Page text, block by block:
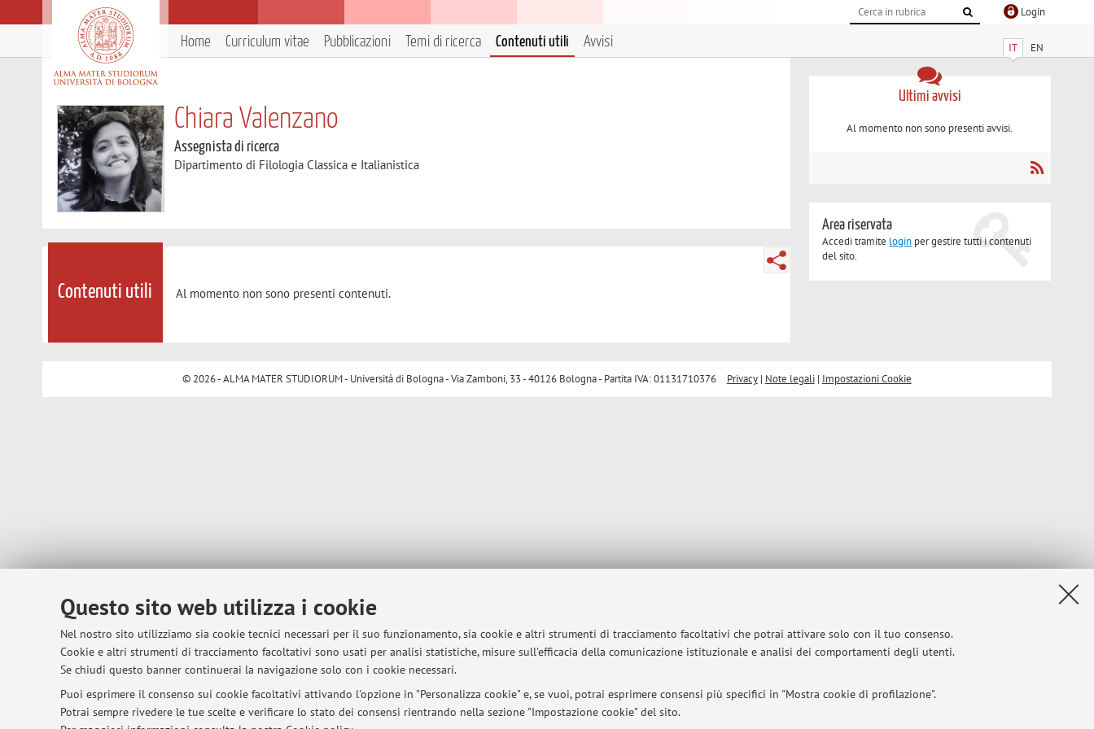
Questo sito web utilizza i cookie
Nel nostro sito utilizziamo sia cookie tecnici necessari per il suo funzionamento, sia cookie e altri strumenti di tracciamento facoltativi che potrai attivare solo con il tuo consenso.
Cookie e altri strumenti di tracciamento facoltativi sono usati per analisi statistiche, misure sull'efficacia della comunicazione istituzionale e analisi dei comportamenti degli utenti.
Se chiudi questo banner continuerai la navigazione solo con i cookie necessari.
Puoi esprimere il consenso sui cookie facoltativi attivando l'opzione in "Personalizza cookie" e, se vuoi, potrai esprimere consensi più specifici in "Mostra cookie di profilazione".
Potrai sempre rivedere le tue scelte e verificare lo stato dei consensi rientrando nella sezione "Impostazione cookie" del sito.
Login
IT EN
Home Curriculum vitae Pubblicazioni Temi di ricerca Contenuti utili Avvisi
Chiara Valenzano
Assegnista di ricerca
Dipartimento di Filologia Classica e Italianistica
Contenuti utili Al momento non sono presenti contenuti.
Ultimi avvisi
Al momento non sono presenti avvisi.
Area riservata
Accedi tramite login per gestire tutti i contenuti
del sito.
© 2026 - ALMA MATER STUDIORUM - Università di Bologna - Via Zamboni, 33 - 40126 Bologna - Partita IVA: 01131710376 Privacy| Note legali| Impostazioni Cookie